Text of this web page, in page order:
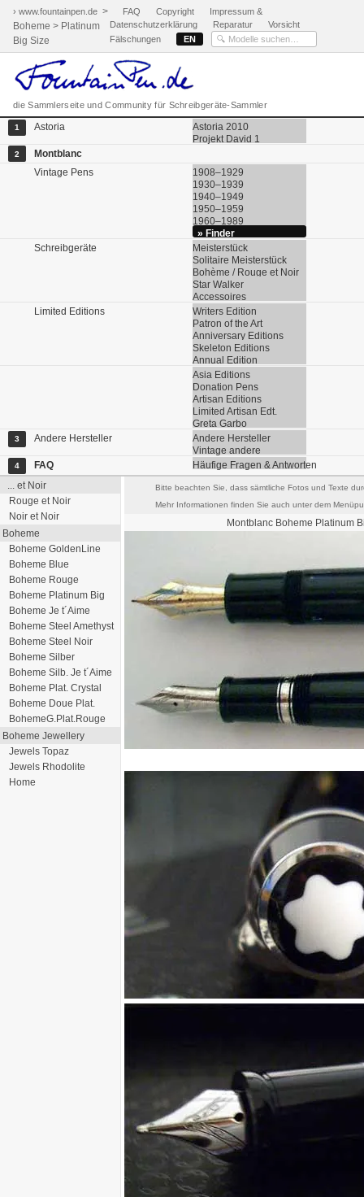
› www.fountainpen.de >
Boheme > Platinum
Big Size
FAQ Copyright
Impressum &
Datenschutzerklärung
Reparatur
Vorsicht
Fälschungen
EN
die Sammlerseite und Community für Schreibgeräte-Sammler
1 Astoria
Astoria 2010
Projekt David 1
2
Montblanc
Vintage Pens
1908–1929
1930–1939
1940–1949
1950–1959
1960–1989
» Finder
Schreibgeräte
Meisterstück
Solitaire Meisterstück
Bohème / Rouge et Noir
Star Walker
Accessoires
Limited Editions
Writers Edition
Patron of the Art
Anniversary Editions
Skeleton Editions
Annual Edition
Asia Editions
Donation Pens
Artisan Editions
Limited Artisan Edt.
Greta Garbo
3 Andere Hersteller
Andere Hersteller
Vintage andere
4 FAQ
Häufige Fragen & Antworten
... et Noir
Rouge et Noir
Noir et Noir
Boheme
Boheme GoldenLine
Boheme Blue
Boheme Rouge
Boheme Platinum Big
Boheme Je t´Aime
Boheme Steel Amethyst
Boheme Steel Noir
Boheme Silber
Boheme Silb. Je t´Aime
Boheme Plat. Crystal
Boheme Doue Plat.
BohemeG.Plat.Rouge
Boheme Jewellery
Jewels Topaz
Jewels Rhodolite
Home
Bitte beachten Sie, dass sämtliche Fotos und Texte
Mehr Informationen finden Sie auch unter dem
Montblanc Boheme Platinum